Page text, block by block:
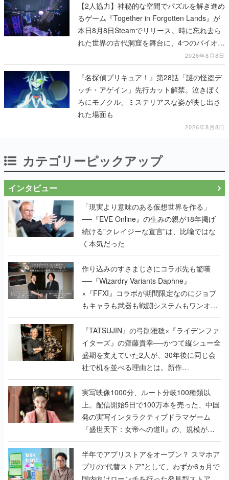
【2人協力】神秘的な空間でパズルを解き進め
るゲーム『Together in Forgotten Lands』が
本日8月8日Steamでリリース。時に忘れ去ら
れた世界の古代洞窟を舞台に、4つのバイオー
2026年8月8日
『名探偵プリキュア！』第28話「謎の怪盗デ
ッチ・アゲイン」先行カット解禁。泣きぼく
ろにモノクル、ミステリアスな姿が映し出さ
れた場面も
2026年8月8日
カテゴリーピックアップ
インタビュー
「現実より意味のある仮想世界を作る」
──『EVE Online』の生みの親が18年掲げ
続ける”クレイジーな宣言”は、比喩ではな
く本気だった
作り込みのすさまじさにコラボ先も驚嘆
──『Wizardry Variants Daphne』
×『FFXI』コラボが期間限定なのにジョブ
もキャラも武器も戦闘システムもワンオフ
で作り込まれた理由を両ディレクターに聞
く
『TATSUJIN』の弓削雅稔×『ライデンファ
イターズ』の齋藤貴幸──かつて縦シュー全
盛期を支えていた2人が、30年後に同じ会
社で机を並べる理由とは。新作
『TATSUJIN EXTREME』で初タッグを組
んだレジェンド2人に訊く開発秘話
実写映像1000分、ルート分岐100種類以
上。配信開始5日で100万本を売った、中国
発の実写インタラクティブドラマゲーム
『盛世天下：女帝への道II』の、規模が違
うこだわりをプロデューサーに聞いた
半年でアプリストアをオープン？ スマホア
プリの“代替ストア”として、わずか6ヵ月で